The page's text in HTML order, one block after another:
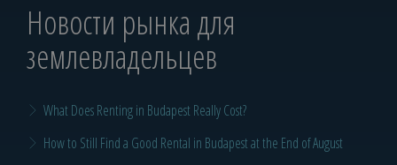
Новости рынка для
землевладельцев
What Does Renting in Budapest Really Cost?
How to Still Find a Good Rental in Budapest at the End of August